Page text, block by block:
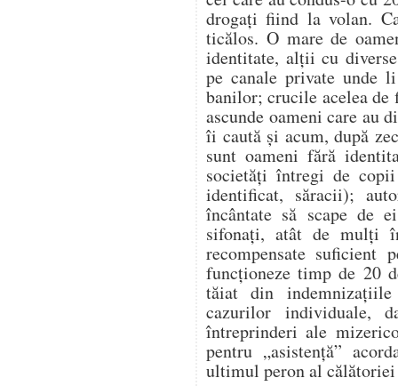
drogați fiind la volan.
ticălos. O mare de
identitate, alții cu
pe canale private unde
banilor; crucile acelea de
ascunde oameni care au
îi caută și acum, după
sunt oameni fără
societăți întregi de
identificat, săracii);
încântate să scape de
sifonați, atât de mulți
recompensate suficient
funcționeze timp de 20
tăiat din
cazurilor individuale,
întreprinderi ale
pentru „asistență”
ultimul peron al